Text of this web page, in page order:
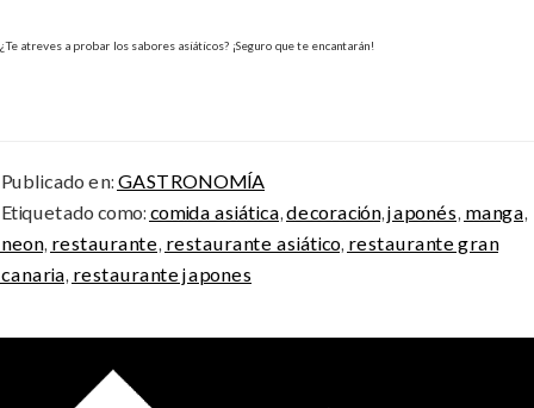
¿Te atreves a probar los sabores asiáticos? ¡Seguro que te encantarán!
Publicado en: GASTRONOMÍA
Etiquetado como: comida asiática,decoración,japonés, manga,
neon, restaurante, restaurante asiático, restaurante gran
canaria, restaurante japones